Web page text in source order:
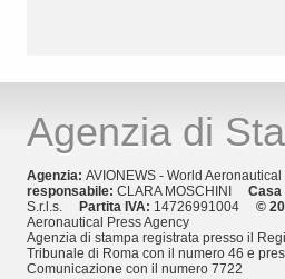
Agenzia di
Agenzia: AVIONEWS - World
responsabile: CLARA MOSCHINI Casa
S.r.l.s.
Partita IVA: 14726991004 ©
Aeronautical Press Agency
Agenzia di stampa registrata presso il
Tribunale di Roma con il numero 46 e
Comunicazione con il numero 7722